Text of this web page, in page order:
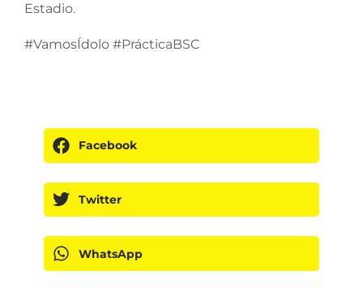
Estadio.
#VamosÍdolo #PrácticaBSC
Facebook
Twitter
WhatsApp